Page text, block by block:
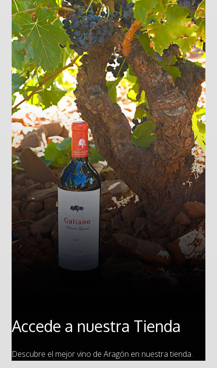
Accede a nuestra Tienda
Descubre el mejor vino de Aragón en nuestra tienda.